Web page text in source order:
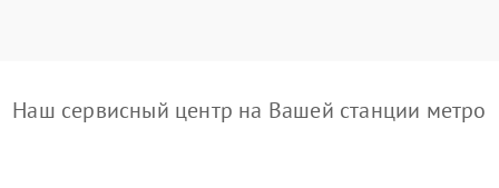
Наш сервисный центр на Вашей станции метро